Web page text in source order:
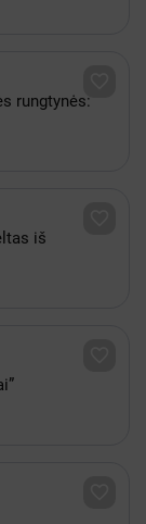
rungtynės:
iš